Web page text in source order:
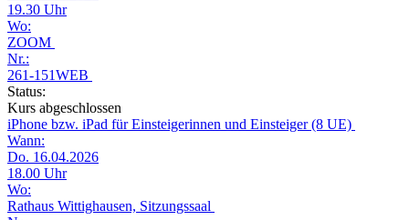
19.30 Uhr
Wo:
ZOOM
Nr.:
261-151WEB
Status:
Kurs abgeschlossen
iPhone bzw. iPad für Einsteigerinnen und Einsteiger (8 UE)
Wann:
Do. 16.04.2026
18.00 Uhr
Wo:
Rathaus Wittighausen, Sitzungssaal